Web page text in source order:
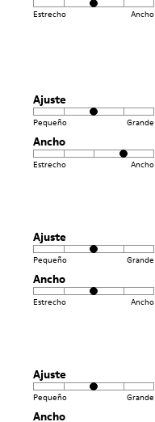
Estrecho Ancho
Ajuste
Pequeño Grande
Ancho
Estrecho Ancho
Ajuste
Pequeño Grande
Ancho
Estrecho Ancho
Ajuste
Pequeño Grande
Ancho